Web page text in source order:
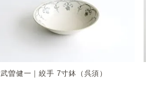
武曽健一｜絞手 7寸鉢（呉須）